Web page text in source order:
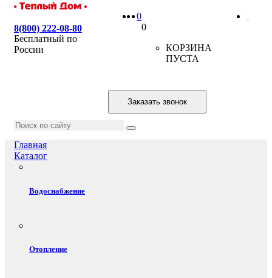
8(800) 222-08-80
Бесплатный по
России
0
0
КОРЗИНА
ПУСТА
Заказать звонок
Главная
Каталог
Водоснабжение
Отопление